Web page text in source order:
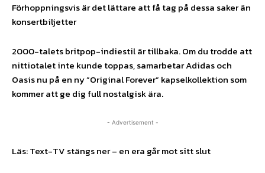
Förhoppningsvis är det lättare att få tag på dessa saker än
konsertbiljetter
2000-talets britpop-indiestil är tillbaka. Om du trodde att
nittiotalet inte kunde toppas, samarbetar Adidas och
Oasis nu på en ny ”Original Forever” kapselkollektion som
kommer att ge dig full nostalgisk ära.
- Advertisement -
Läs: Text-TV stängs ner – en era går mot sitt slut